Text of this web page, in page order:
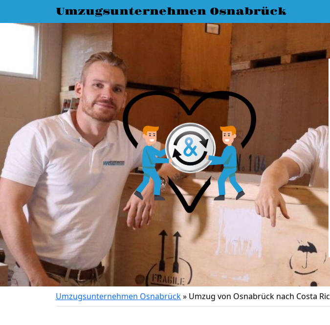
Umzugsunternehmen Osnabrück
Umzugsunternehmen Osnabrück» Umzug von Osnabrück nach Costa